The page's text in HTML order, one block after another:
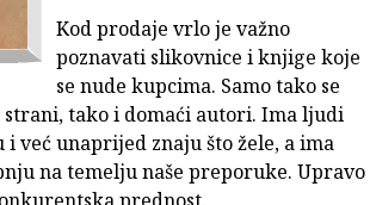
Kod prodaje vrlo je važno
poznavati slikovnice i knjige koje
se nude kupcima. Samo tako se
tako i domaći autori. Ima ljudi
već unaprijed znaju što žele, a ima
na temelju naše preporuke. Upravo